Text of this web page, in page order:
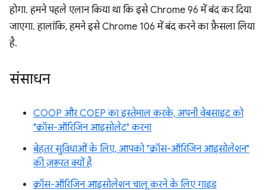
होगा. हमने पहले एलान किया था कि इसे Chrome 96 में बंद कर दिया
जाएगा. हालांकि, हमने इसे Chrome 106 में बंद करने का फ़ैसला लिया
है.
संसाधन
COOP और COEP का इस्तेमाल करके, अपनी वेबसाइट को
"क्रॉस-ऑरिजिन आइसोलेट" करना
बेहतर सुविधाओं के लिए, आपको "क्रॉस-ऑरिजिन आइसोलेशन"
की ज़रूरत क्यों है
क्रॉस-ऑरिजिन आइसोलेशन चालू करने के लिए गाइड